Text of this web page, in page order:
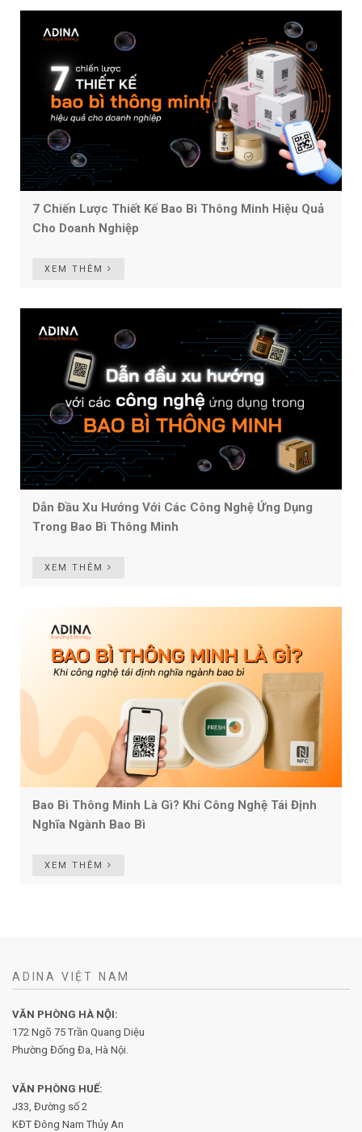
7 Chiến Lược Thiết Kế Bao Bì Thông Minh Hiệu Quả
Cho Doanh Nghiệp
XEM THÊM
Dẫn Đầu Xu Hướng Với Các Công Nghệ Ứng Dụng
Trong Bao Bì Thông Minh
XEM THÊM
Bao Bì Thông Minh Là Gì? Khi Công Nghệ Tái Định
Nghĩa Ngành Bao Bì
XEM THÊM
ADINA VIỆT NAM
VĂN PHÒNG HÀ NỘI:
172 Ngõ 75 Trần Quang Diệu
Phường Đống Đa, Hà Nội.
VĂN PHÒNG HUẾ:
J33, Đường số 2
KĐT Đông Nam Thủy An